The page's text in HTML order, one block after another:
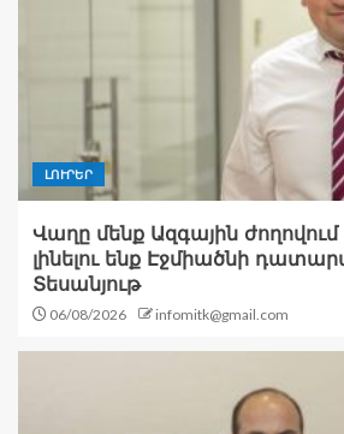
ԼՈՒՐԵՐ
Վաղը մենք Ազգային ժողովում
լինելու ենք Էջմիածնի
Տեսանյութ
06/08/2026 infomitk@gmail.com